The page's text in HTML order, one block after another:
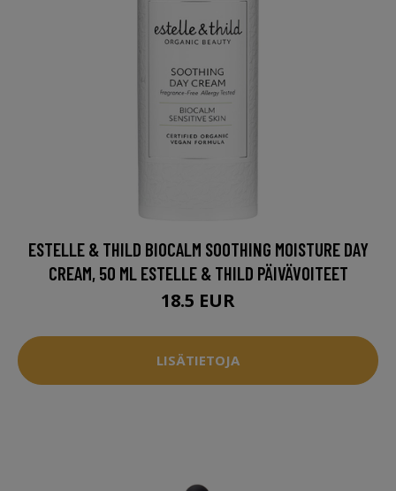
ESTELLE & THILD BIOCALM SOOTHING MOISTURE DAY
CREAM, 50 ML ESTELLE & THILD PÄIVÄVOITEET
18.5 EUR
LISÄTIETOJA